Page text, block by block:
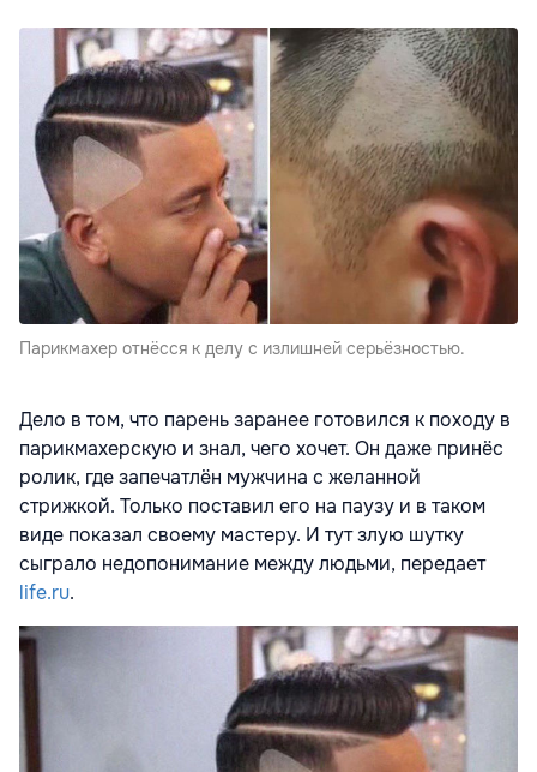
Парикмахер отнёсся к делу с излишней серьёзностью.
Дело в том, что парень заранее готовился к походу в
парикмахерскую и знал, чего хочет. Он даже принёс
ролик, где запечатлён мужчина с желанной
стрижкой. Только поставил его на паузу и в таком
виде показал своему мастеру. И тут злую шутку
сыграло недопонимание между людьми, передает
life.ru.